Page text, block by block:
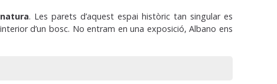
. Les parets d’aquest espai històric tan singular es
d’un bosc. No entram en una exposició, Albano ens